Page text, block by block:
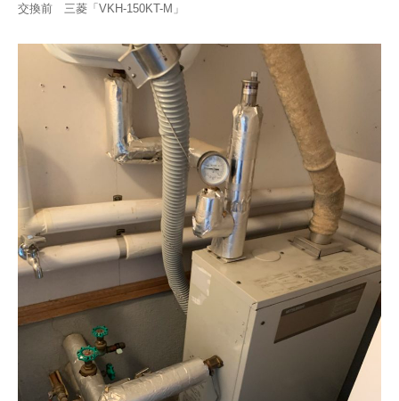
交換前 三菱「VKH-150KT-M」